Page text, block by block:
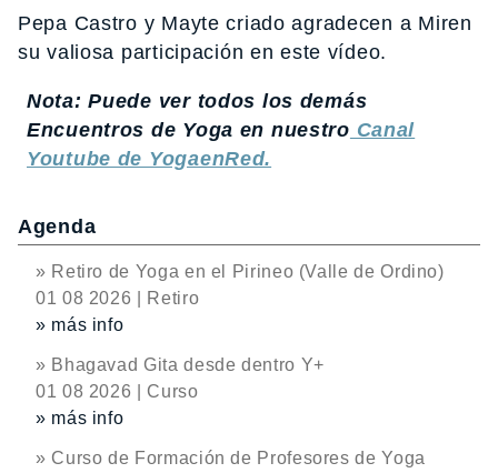
Pepa Castro y Mayte criado agradecen a Miren
su valiosa participación en este vídeo.
Nota: Puede ver todos los demás
Encuentros de Yoga en nuestro Canal
Youtube de YogaenRed.
Agenda
» Retiro de Yoga en el Pirineo (Valle de Ordino)
01 08 2026 | Retiro
» más info
» Bhagavad Gita desde dentro Y+
01 08 2026 | Curso
» más info
» Curso de Formación de Profesores de Yoga